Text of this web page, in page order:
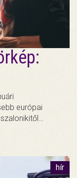
európai
hír